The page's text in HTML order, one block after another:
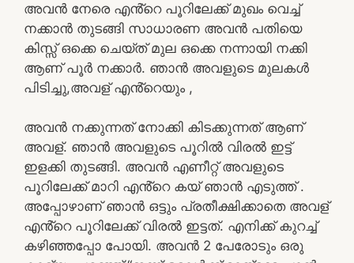
അവൻ നേരെ എൻ്റെ പൂറിലേക്ക് മുഖം വെച്ച്
നക്കാൻ തുടങ്ങി സാധാരണ അവൻ പതിയെ
കിസ്സ് ഒക്കെ ചെയ്ത് മുല ഒക്കെ നന്നായി നക്കി
ആണ് പൂർ നക്കാർ. ഞാൻ അവളുടെ മുലകൾ
പിടിച്ചു,അവള് എൻ്റെയും ,
അവൻ നക്കുന്നത് നോക്കി കിടക്കുന്നത് ആണ്
അവള്. ഞാൻ അവളുടെ പൂറിൽ വിരൽ ഇട്ട്
ഇളക്കി തുടങ്ങി. അവൻ എണീറ്റ് അവളുടെ
പൂറിലേക്ക് മാറി എൻ്റെ കയ് ഞാൻ എടുത്ത് .
അപ്പോഴാണ് ഞാൻ ഒട്ടും പ്രതീക്ഷിക്കാതെ അവള്
എൻ്റെ പൂറിലേക്ക് വിരൽ ഇട്ടത്. എനിക്ക് കുറച്ച്
കഴിഞ്ഞപ്പോ പോയി. അവൻ 2 പേരോടും ഒരു